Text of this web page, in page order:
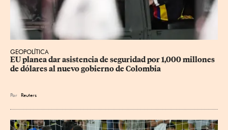
GEOPOLÍTICA
EU planea dar asistencia de seguridad por 1,000 millones
de dólares al nuevo gobierno de Colombia
Por Reuters